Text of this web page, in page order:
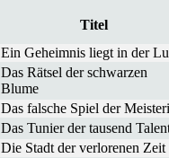
Titel
Ein Geheimnis liegt in der
Das Rätsel der schwarzen
Blume
Das falsche Spiel der
Das Tunier der tausend
Die Stadt der verlorenen Zeit